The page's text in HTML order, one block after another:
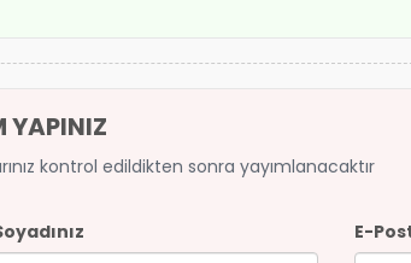
YAPINIZ
kontrol edildikten sonra yayımlanacaktır
E-